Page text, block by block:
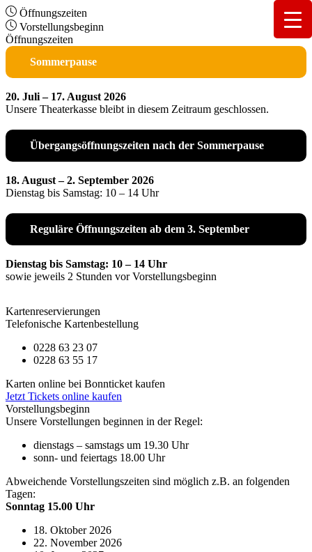
Öffnungszeiten
Vorstellungsbeginn
Öffnungszeiten
Sommerpause
20. Juli – 17. August 2026
Unsere Theaterkasse bleibt in diesem Zeitraum geschlossen.
Übergangsöffnungszeiten nach der Sommerpause
18. August – 2. September 2026
Dienstag bis Samstag: 10 – 14 Uhr
Reguläre Öffnungszeiten ab dem 3. September
Dienstag bis Samstag: 10 – 14 Uhr
sowie jeweils 2 Stunden vor Vorstellungsbeginn
Kartenreservierungen
Telefonische Kartenbestellung
0228 63 23 07
0228 63 55 17
Karten online bei Bonnticket kaufen
Jetzt Tickets online kaufen
Vorstellungsbeginn
Unsere Vorstellungen beginnen in der Regel:
dienstags – samstags um 19.30 Uhr
sonn- und feiertags 18.00 Uhr
Abweichende Vorstellungszeiten sind möglich z.B. an folgenden
Tagen:
Sonntag 15.00 Uhr
18. Oktober 2026
22. November 2026